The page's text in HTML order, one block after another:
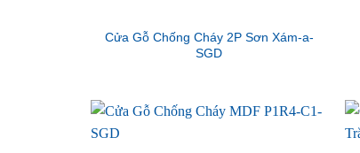
Cửa Gỗ Chống Cháy 2P Sơn Xám-a-
SGD